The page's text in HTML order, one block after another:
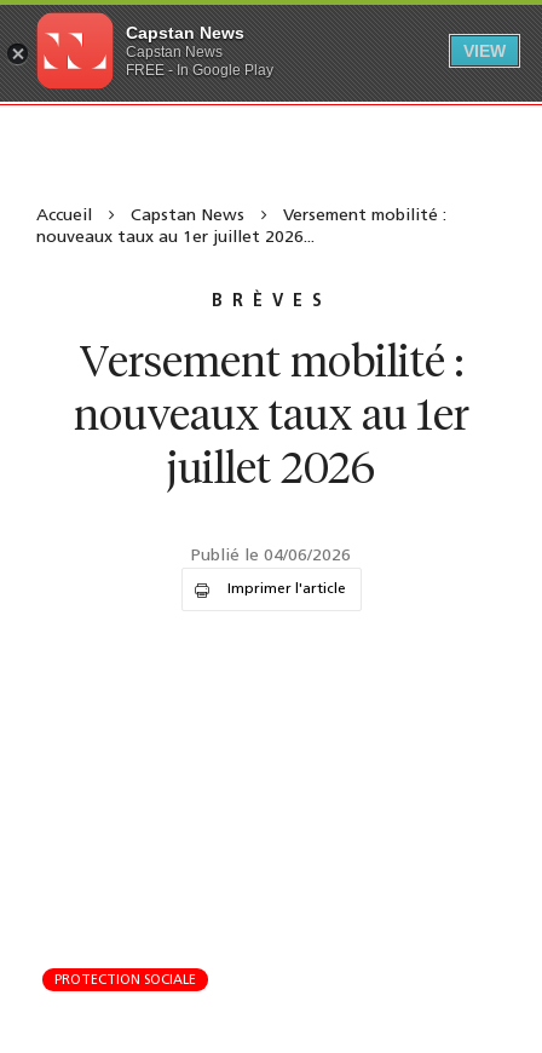
Accueil Capstan News
Versement mobilité :
nouveaux taux au 1er juillet 2026...
BRÈVES
Versement mobilité :
nouveaux taux au 1er
juillet 2026
Publié le 04/06/2026
Imprimer l'article
PROTECTION SOCIALE
Capstan News
Capstan News
FREE - In Google Play
VIEW